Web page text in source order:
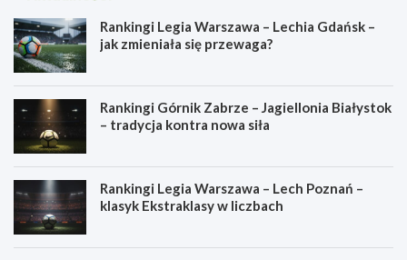
Rankingi Legia Warszawa – Lechia Gdańsk –
jak zmieniała się przewaga?
Rankingi Górnik Zabrze – Jagiellonia Białystok
– tradycja kontra nowa siła
Rankingi Legia Warszawa – Lech Poznań –
klasyk Ekstraklasy w liczbach